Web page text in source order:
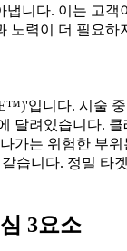
니다. 이는 고
력이 더 필요
입니다. 시술
달려있습니다.
가는 위험한 부
습니다. 정밀
3요소